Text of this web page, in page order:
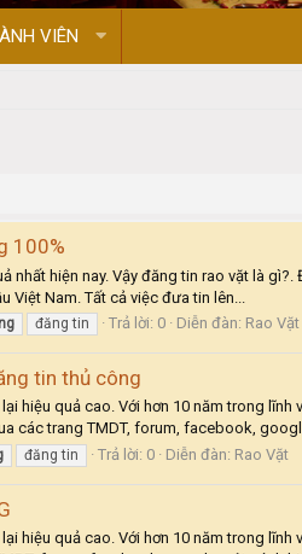
VIÊN
100%
nhất hiện nay. Vậy đăng tin rao vặt là
Nam. Tất cả việc đưa tin lên...
đăng tin Trả lời: 0 Diễn đàn: Rao Vặt
tin thủ công
hiệu quả cao. Với hơn 10 năm trong
các trang TMDT, forum, facebook,
đăng tin Trả lời: 0 Diễn đàn: Rao Vặt
hiệu quả cao. Với hơn 10 năm trong